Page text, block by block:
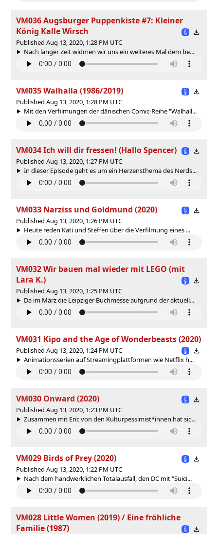
VM036 Augsburger Puppenkiste #7: Kleiner
König Kalle Wirsch
Published Aug 13, 2020, 1:28 PM UTC
Nach langer Zeit widmen wir uns ein weiteres Mal dem be...
VM035 Walhalla (1986/2019)
Published Aug 13, 2020, 1:28 PM UTC
Mit den Verfilmungen der dänischen Comic-Reihe "Walhall...
VM034 Ich will dir fressen! (Hallo Spencer)
Published Aug 13, 2020, 1:27 PM UTC
In dieser Episode geht es um ein Herzensthema des Nerds...
VM033 Narziss und Goldmund (2020)
Published Aug 13, 2020, 1:26 PM UTC
Heute reden Kati und Steffen über die Verfilmung eines ...
VM032 Wir bauen mal wieder mit LEGO (mit
Lara K.)
Published Aug 13, 2020, 1:25 PM UTC
Da im März die Leipziger Buchmesse aufgrund der aktuell...
VM031 Kipo and the Age of Wonderbeasts (2020)
Published Aug 13, 2020, 1:24 PM UTC
Animationsserien auf Streamingplattformen wie Netflix h...
VM030 Onward (2020)
Published Aug 13, 2020, 1:23 PM UTC
Zusammen mit Eric von den Kulturpessimist*innen hat sic...
VM029 Birds of Prey (2020)
Published Aug 13, 2020, 1:22 PM UTC
Nach dem handwerklichen Totalausfall, den DC mit "Suici...
VM028 Little Women (2019) / Eine fröhliche
Familie (1987)